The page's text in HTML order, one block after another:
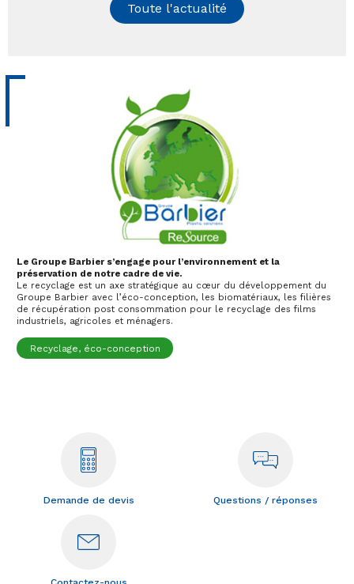
Toute l'actualité
Le Groupe Barbier s’engage pour l’environnement et la
préservation de notre cadre de vie.
Le recyclage est un axe stratégique au cœur du développement du
Groupe Barbier avec l’éco-conception, les biomatériaux, les filières
de récupération post consommation pour le recyclage des films
industriels, agricoles et ménagers.
Recyclage, éco-conception
Demande de devis Questions / réponses